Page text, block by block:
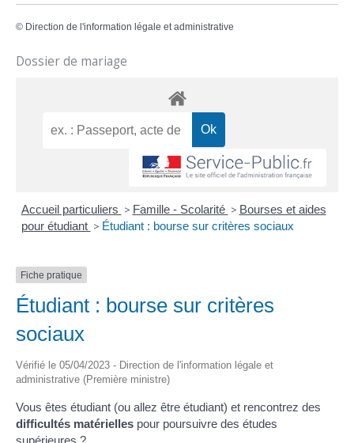
© Direction de l'information légale et administrative
Dossier de mariage
Accueil particuliers > Famille - Scolarité > Bourses et aides
pour étudiant > Étudiant : bourse sur critères sociaux
Fiche pratique
Étudiant : bourse sur critères
sociaux
Vérifié le 05/04/2023 - Direction de l'information légale et
administrative (Première ministre)
Vous êtes étudiant (ou allez être étudiant) et rencontrez des
difficultés matérielles pour poursuivre des études